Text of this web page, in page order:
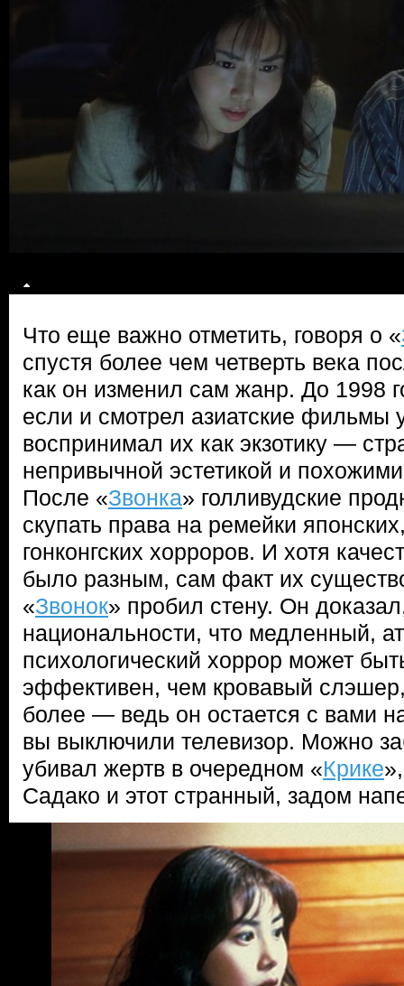
Что еще важно отметить, говоря о «
спустя более чем четверть века
как он изменил сам жанр. До 1998
если и смотрел азиатские фильмы
воспринимал их как экзотику —
непривычной эстетикой и
После «Звонка» голливудские
скупать права на ремейки
гонконгских хорроров. И хотя
было разным, сам факт их
«Звонок» пробил стену. Он
национальности, что медленный,
психологический хоррор может
эффективен, чем кровавый
более — ведь он остается с вами
вы выключили телевизор. Можно
убивал жертв в очередном «Крике
Садако и этот странный, задом